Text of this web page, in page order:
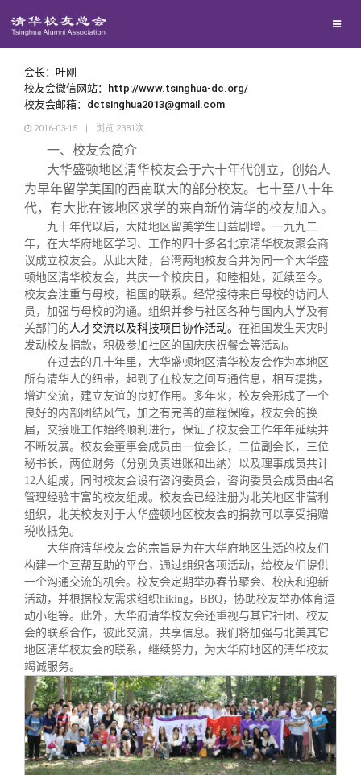
捐赠项目
捐赠新闻
捐赠纪事
捐赠方法
义工计划
媒体平台
《清华校友通讯》
《水木清华》
我要订阅
新媒体平台
百年清华
清华人物
清华故事
青春风采
校友文苑
校友讲坛
校友视界
校友服务
终身学习
信息化服务
三创大赛
实用信息
校友总会
总会简介
会长致辞
总会章程
理事会名单
制度法规
联系我们
关闭
会长：叶刚
校友会微信网站：http://www.tsinghua-dc.org/
校友会邮箱：dctsinghua2013@gmail.com
2016-03-15 | 浏览 2381 次
一、校友会简介
大华盛顿地区清华校友会于六十年代创立，创始人
为早年留学美国的西南联大的部分校友。七十至八十年
代，有大批在该地区求学的来自新竹清华的校友加入。
九十年代以后，大陆地区留美学生日益剧增。一九九二
年，在大华府地区学习、工作的四十多名北京清华校友聚会商
议成立校友会。从此大陆，台湾两地校友合并为同一个大华盛
顿地区清华校友会，共庆一个校庆日，和睦相处，延续至今。
校友会注重与母校，祖国的联系。经常接待来自母校的访问人
员，加强与母校的沟通。组织并参与社区各种与国内大学及有
关部门的人才交流以及科技项目协作活动。 在祖国发生天灾时
发动校友捐款，积极参加社区的国庆庆祝餐会等活动。
在过去的几十年里，大华盛顿地区清华校友会作为本地区
所有清华人的纽带，起到了在校友之间互通信息，相互提携，
增进交流，建立友谊的良好作用。多年来，校友会形成了一个
良好的内部团结风气，加之有完善的章程保障，校友会的换
届，交接班工作始终顺利进行，保证了校友会工作年年延续并
不断发展。校友会董事会成员由一位会长，二位副会长，三位
秘书长，两位财务（分别负责进账和出纳）以及理事成员共计
12人组成，同时校友会设有咨询委员会，咨询委员会成员由4名
管理经验丰富的校友组成。校友会已经注册为北美地区非营利
组织，北美校友对于大华盛顿地区校友会的捐款可以享受捐赠
税收抵免。
大华府清华校友会的宗旨是为在大华府地区生活的校友们
构建一个互帮互助的平台，通过组织各项活动，给校友们提供
一个沟通交流的机会。校友会定期举办春节聚会、校庆和迎新
活动，并根据校友需求组织hiking，BBQ，协助校友举办体育运
动小组等。此外，大华府清华校友会还重视与其它社团、校友
会的联系合作，彼此交流，共享信息。我们将加强与北美其它
地区清华校友会的联系，继续努力，为大华府地区的清华校友
竭诚服务。